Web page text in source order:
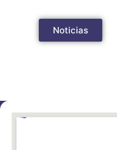
Noticias